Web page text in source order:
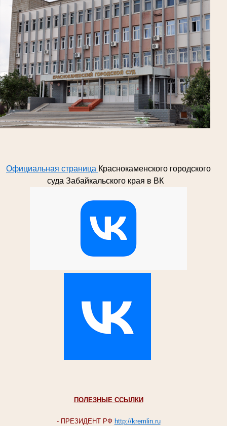
Официальная страница Краснокаменского городского
суда Забайкальского края в ВК
ПОЛЕЗНЫЕ ССЫЛКИ
- ПРЕЗИДЕНТ РФ http://kremlin.ru